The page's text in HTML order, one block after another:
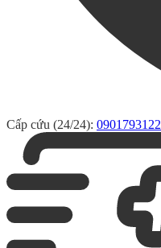
Cấp cứu (24/24): 0901793122